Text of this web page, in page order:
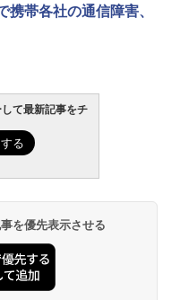
携帯各社の通信障害、
て最新記事をチ
を優先表示させる